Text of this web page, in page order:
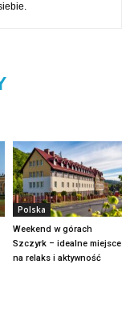
Polska
Weekend w górach
Szczyrk – idealne miejsce
na relaks i aktywność